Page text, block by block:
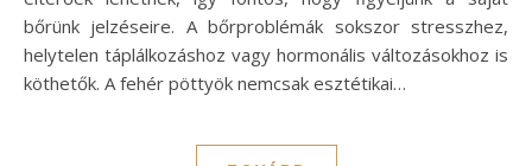
bőrünk jelzéseire. A bőrproblémák sokszor stresszhez,
helytelen táplálkozáshoz vagy hormonális változásokhoz is
köthetők. A fehér pöttyök nemcsak esztétikai…